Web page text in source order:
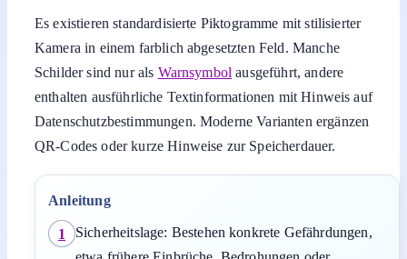
Kamera in einem farblich abgesetzten Feld. Manche
Schilder sind nur alsWarnsymbolausgeführt, andere
enthalten ausführliche Textinformationen mit Hinweis auf
Datenschutzbestimmungen. Moderne Varianten ergänzen
QR-Codes oder kurze Hinweise zur Speicherdauer.
1
etwa frühere Einbrüche, Bedrohungen oder